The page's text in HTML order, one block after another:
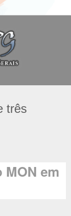
três
MON em